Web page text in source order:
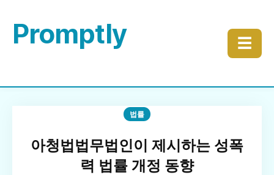
Promptly ☰
법률
아청법법무법인이 제시하는 성폭
력 법률 개정 동향